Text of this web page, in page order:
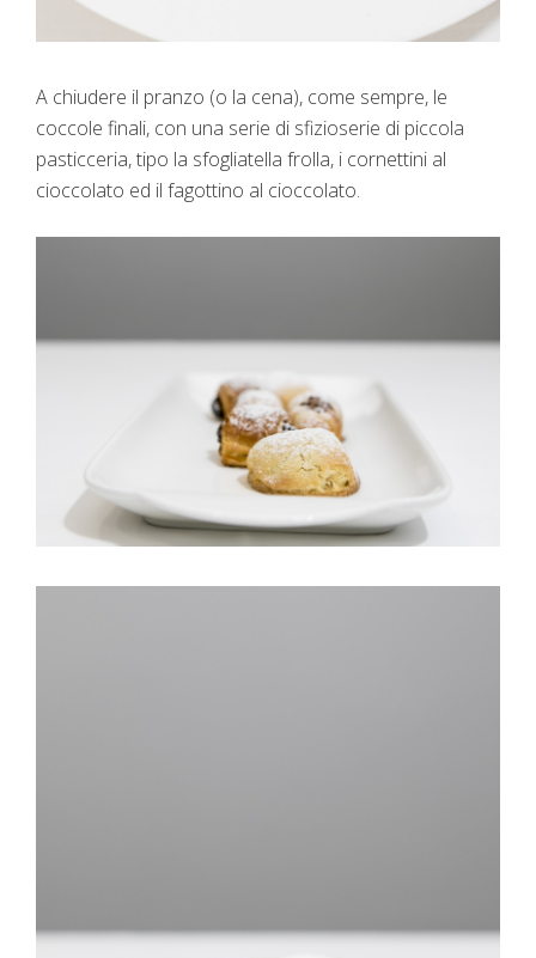
A chiudere il pranzo (o la cena), come sempre, le
coccole finali, con una serie di sfizioserie di piccola
pasticceria, tipo la sfogliatella frolla, i cornettini al
cioccolato ed il fagottino al cioccolato.